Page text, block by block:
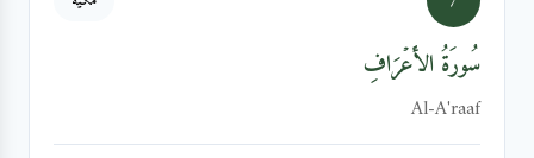
سُورَةُ الأَعۡرَافِ
Al-A'raaf